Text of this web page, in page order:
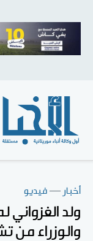
أخبار —فيديو
ولد الغزواني
والوزراء من